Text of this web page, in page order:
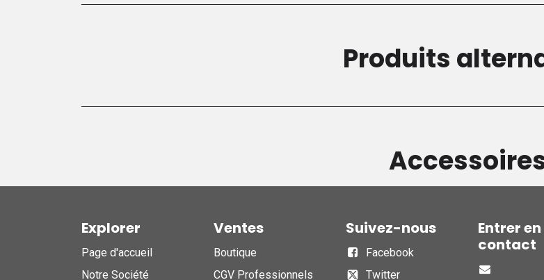
Produits
Explorer
Page d'accueil
Notre Société
Ventes
Boutique
CGV Professionnels
Suivez-nous
Facebook
Twitter
Entrer en
contact